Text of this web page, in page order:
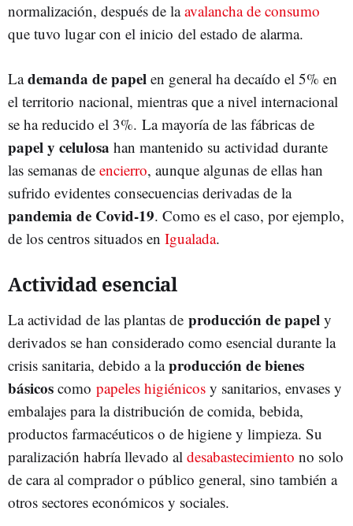
normalización, después de laavalancha de consumo
que tuvo lugar con el inicio del estado de alarma.
Lademanda de papel en general ha decaído el 5% en
el territorio nacional, mientras que a nivel internacional
se ha reducido el 3%. La mayoría de las fábricas de
papel y celulosa han mantenido su actividad durante
las semanas de encierro, aunque algunas de ellas han
sufrido evidentes consecuencias derivadas de la
pandemia de Covid-19. Como es el caso, por ejemplo,
de los centros situados en Igualada.
Actividad esencial
La actividad de las plantas de producción de papel y
derivados se han considerado como esencial durante la
crisis sanitaria, debido a laproducción de bienes
básicos como papeles higiénicos y sanitarios, envases y
embalajes para la distribución de comida, bebida,
productos farmacéuticos o de higiene y limpieza. Su
paralización habría llevado al desabastecimiento no solo
de cara al comprador o público general, sino también a
otros sectores económicos y sociales.